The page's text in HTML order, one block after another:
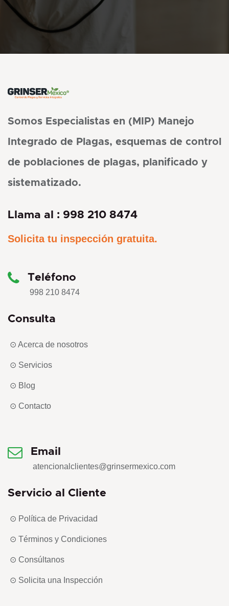
Somos Especialistas en (MIP) Manejo
Integrado de Plagas, esquemas de control
de poblaciones de plagas, planificado y
sistematizado.
Llama al : 998 210 8474
Solicita tu inspección gratuita.
Teléfono
998 210 8474
Consulta
⊙ Acerca de nosotros
⊙ Servicios
⊙ Blog
⊙ Contacto
Email
atencionalclientes@grinsermexico.com
Servicio al Cliente
⊙ Política de Privacidad
⊙ Términos y Condiciones
⊙ Consúltanos
⊙ Solicita una Inspección